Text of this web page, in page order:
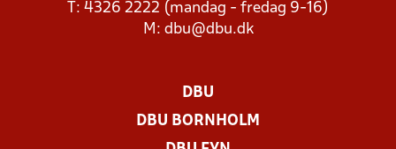
T: 4326 2222 (mandag - fredag 9-16)
M: dbu@dbu.dk
DBU
DBU BORNHOLM